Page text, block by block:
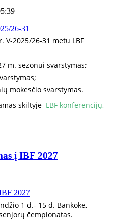
V-2025/26-31 metu LBF
m. sezonui svarstymas;
mokesčio svarstymas.
skiltyje LBF konferencijų,
į IBF 2027
1 d.- 15 d. Bankoke,
čempionatas.